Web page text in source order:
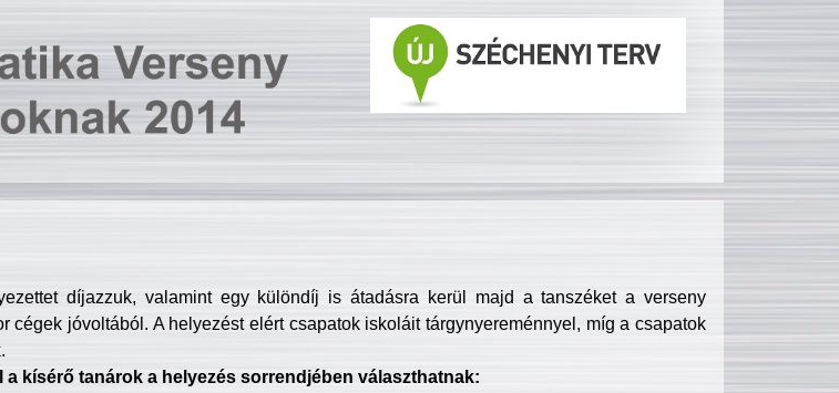
díjazzuk, valamint egy különdíj is átadásra kerül majd a tanszéket a verseny
cégek jóvoltából. A helyezést elért csapatok iskoláit tárgynyereménnyel, míg a csapatok
kísérő tanárok a helyezés sorrendjében választhatnak: